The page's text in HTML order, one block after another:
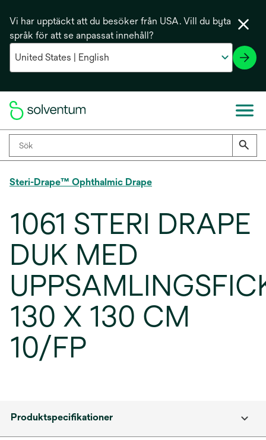
Vi har upptäckt att du besöker från USA. Vill du byta
språk för att se anpassat innehåll?
Steri-Drape™ Ophthalmic Drape
1061 STERI DRAPE
DUK MED
130 X 130 CM
10/FP
Produktspecifikationer